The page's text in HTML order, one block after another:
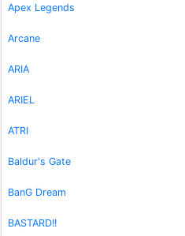
Apex Legends
Arcane
ARIA
ARIEL
ATRI
Baldur's Gate
BanG Dream
BASTARD!!